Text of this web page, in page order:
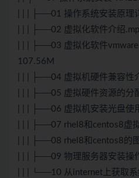
| | | ├──01 操作系统安装原理
| | | ├──02 虚拟化软件介绍
| | | ├──03 虚拟化软件
107.56M
| | | ├──04 虚拟机硬件兼容性
| | | ├──05 虚拟硬件资源的分
| | | ├──06 虚拟机安装光盘使
| | | ├──07 rhel8和centos8虚
| | | ├──08 rhel8和centos8的
| | | ├──09 物理服务器安装操
| | | └──10 从internet上获取